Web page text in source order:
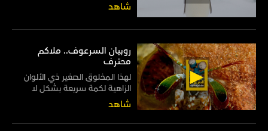
شاهد
روبيان السرعوف.. ملاكم
محترف
لهذا المخلوق الصغير ذي الألوان
الزاهية لكمة سريعة بشكل لا
يصدق، إذ تفوق سرعتها رمشة
فيه الكفاية لقتل المخلوقات
شاهد